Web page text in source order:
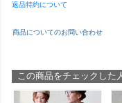
返品特約について
商品についてのお問い合わせ
この商品をチェックした